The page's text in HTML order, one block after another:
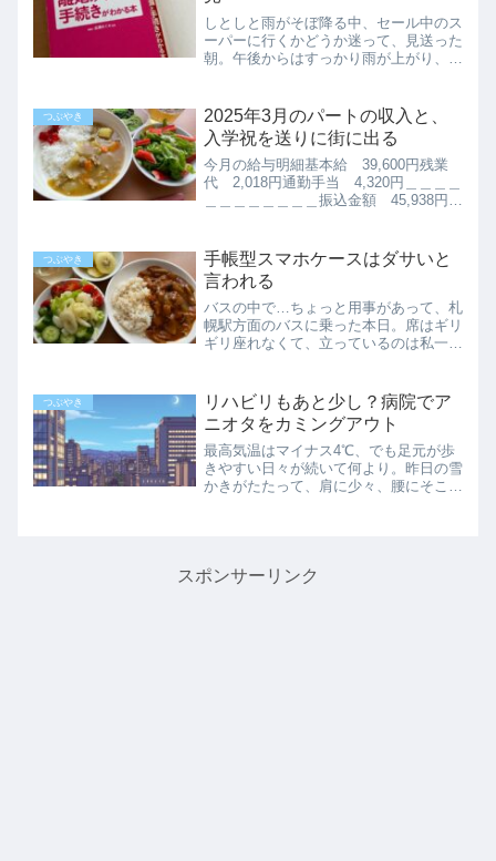
しとしと雨がそぼ降る中、セール中のス
ーパーに行くかどうか迷って、見送った
朝。午後からはすっかり雨が上がり、こ
り品はもう無いけれど、まだ買えるもの
をゆっくり買ってきます。...
つぶやき
2025年3月のパートの収入と、
入学祝を送りに街に出る
今月の給与明細基本給 39,600円残業
代 2,018円通勤手当 4,320円＿＿＿＿
＿＿＿＿＿＿＿＿振込金額 45,938円で
する報告もしばらくお休みです。いろい
ろと...
つぶやき
手帳型スマホケースはダサいと
言われる
バスの中で…ちょっと用事があって、札
幌駅方面のバスに乗った本日。席はギリ
ギリ座れなくて、立っているのは私一人
いことがあったので、スマホを取り出し
て操作していました。する...
つぶやき
リハビリもあと少し？病院でア
ニオタをカミングアウト
最高気温はマイナス4℃、でも足元が歩
きやすい日々が続いて何より。昨日の雪
かきがたたって、肩に少々、腰にそこそ
スポンサーリンク